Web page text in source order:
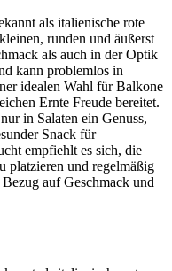
als italienische rote
runden und äußerst
als auch in der Optik
kann problemlos in
idealen Wahl für Balkone
Ernte Freude bereitet.
in Salaten ein Genuss,
Snack für
empfiehlt es sich, die
platzieren und regelmäßig
auf Geschmack und